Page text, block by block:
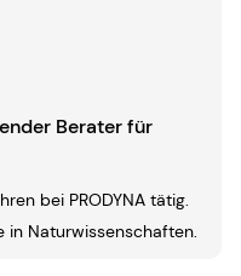
Berater für
bei PRODYNA tätig.
in Naturwissenschaften.